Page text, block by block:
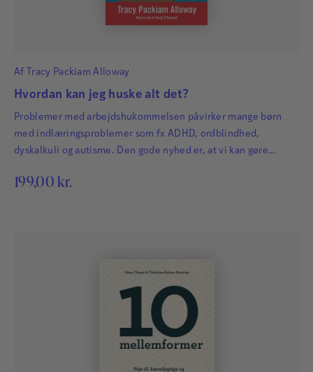
Af Tracy Packiam Alloway
Hvordan kan jeg huske alt det?
Problemer med arbejdshukommelsen påvirker mange børn
med indlæringsproblemer som fx ADHD, ordblindhed,
dyskalkuli og autisme. Den gode nyhed er, at vi kan gøre
199,00 kr.